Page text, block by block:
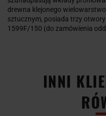
drewna klejonego
sztucznym, posiada trzy
1599F/150 (do zamówienia
INNI